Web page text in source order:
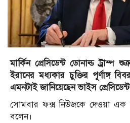
মার্কিন প্রেসিডেন্ট ডোনাল্ড ট্র্রাম্প
ইরানের মধ্যকার চুক্তির পূর্ণাঙ্গ
এমনটাই জানিয়েছেন ভাইস প্রেসিডেন্ট
সোমবার ফক্স নিউজকে দেওয়া এক
বলেন।